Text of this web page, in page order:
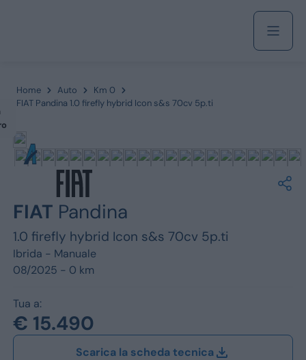
Marchi
Alfa Romeo
Home Auto
Km 0
FIAT Pandina 1.0 firefly hybrid Icon s&s 70cv 5p.ti
FIAT Pandina
1.0 firefly hybrid Icon s&s 70cv 5p.ti
Ibrida - Manuale
08/2025 - 0 km
Tua a:
€ 15.490
Scarica la scheda tecnica